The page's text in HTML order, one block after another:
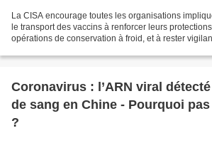
La CISA encourage toutes les organisations
le transport des vaccins à renforcer leurs
opérations de conservation à froid, et à rester
Coronavirus : l’ARN viral
de sang en Chine - Pourquoi pas bientôt ailleurs
?